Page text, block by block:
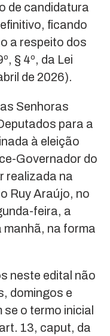
de candidatura
ficando
a respeito dos
§ 4º, da Lei
de 2026).
Senhoras
para a
à eleição
Governador do
realizada na
Ruy Araújo, no
feira, a
manhã, na forma
neste edital não
domingos e
o termo inicial
13, caput, da